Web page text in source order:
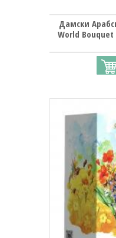
Дамски
World Bouquet